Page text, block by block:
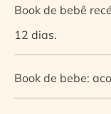
Book de bebê
12 dias.
Book de bebe: